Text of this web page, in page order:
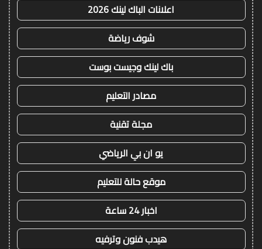
اعلانات الباك لينك 2026
شوف رياضة
باك لينك وجيست بوست
مصادر التعليم
مجلة تقنية
يو ان بي الرياضي
موقع حالة للتعليم
اخبار 24 ساعة
هيدب فنون وترفيه